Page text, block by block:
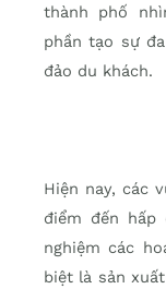
thành phố
phần tạo sự
đảo du khách.
Hiện nay, các
điểm đến
nghiệm các
biệt là sản